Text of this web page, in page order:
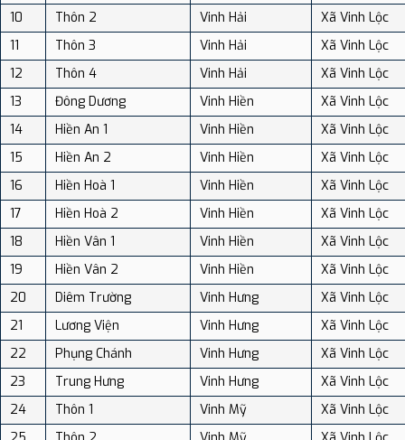
10
Thôn 2 Vinh Hải
Xã Vinh Lộc
11
Thôn 3 Vinh Hải
Xã Vinh Lộc
12
Thôn 4 Vinh Hải
Xã Vinh Lộc
13
Đông Dương Vinh Hiền
Xã Vinh Lộc
14
Hiền An 1 Vinh Hiền
Xã Vinh Lộc
15
Hiền An 2 Vinh Hiền
Xã Vinh Lộc
16
Hiền Hoà 1 Vinh Hiền
Xã Vinh Lộc
17
Hiền Hoà 2 Vinh Hiền
Xã Vinh Lộc
18
Hiền Vân 1 Vinh Hiền
Xã Vinh Lộc
19
Hiền Vân 2 Vinh Hiền
Xã Vinh Lộc
20
Diêm Trường Vinh Hưng
Xã Vinh Lộc
21
Lương Viện Vinh Hưng
Xã Vinh Lộc
22
Phụng Chánh Vinh Hưng
Xã Vinh Lộc
23
Trung Hưng Vinh Hưng
Xã Vinh Lộc
24
Thôn 1 Vinh Mỹ
Xã Vinh Lộc